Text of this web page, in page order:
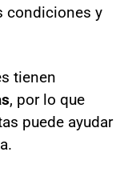
condiciones y
tienen
, por lo que
puede ayudar